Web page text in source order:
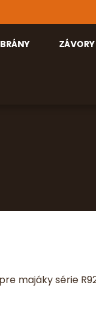
ZÁVORY
majáky série